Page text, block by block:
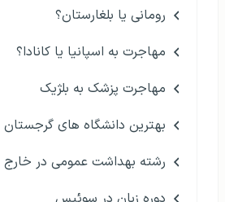
رومانی یا بلغارستان؟
مهاجرت به اسپانیا یا کانادا؟
مهاجرت پزشک به بلژیک
بهترین دانشگاه های گرجستان
رشته بهداشت عمومی در خارج